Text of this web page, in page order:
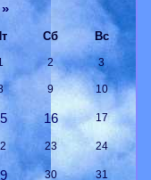
»
Сб Вс
2 3
9 10
16 17
23 24
30 31